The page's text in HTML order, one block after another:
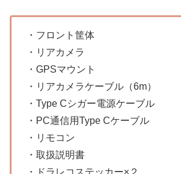
・フロント筐体
・リアカメラ
・GPSマウント
・リアカメラケーブル（6m）
・Type Cシガー電源ケーブル
・PC通信用Type Cケーブル
・リモコン
・取扱説明書